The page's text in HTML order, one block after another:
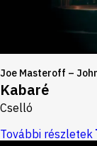
Joe Masteroff –
Kabaré
Cselló
További részletek